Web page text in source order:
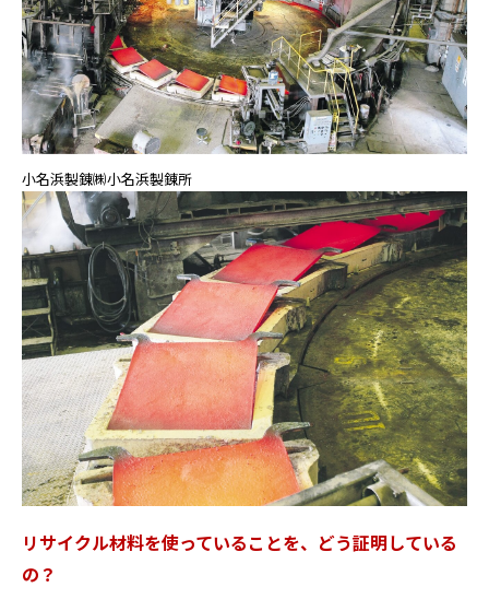
小名浜製錬㈱小名浜製錬所
リサイクル材料を使っていることを、どう証明している
の？